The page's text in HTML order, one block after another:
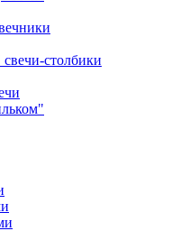
столбики